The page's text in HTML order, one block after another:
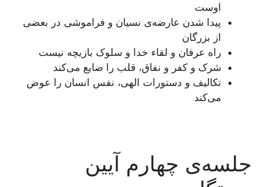
اوست
پیدا شدن عارضه‌ی نسیان و فراموشی در بعضی
از بزرگان
راه عرفان و لقاء خدا و سلوک بازیچه نیست
شرک و کفر و نفاق، قلب را ضایع می‌کند
تکالیف و دستورات الهی، نفس انسان را عوض
می‌کند
جلسه‌ی چهارم آیین